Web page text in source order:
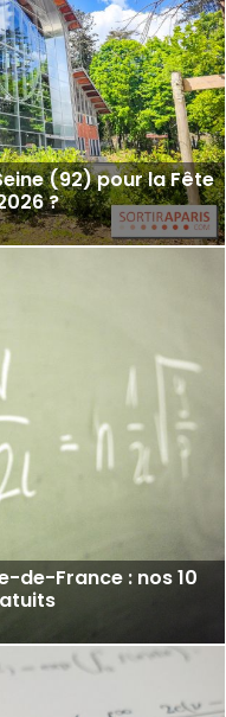
(92) pour la Fête
?
de-France : nos 10